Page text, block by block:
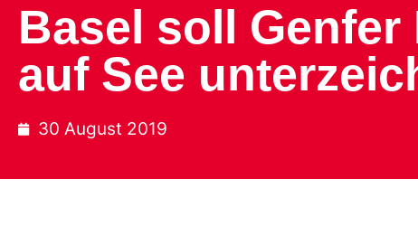
Basel soll
auf See
30 August 2019